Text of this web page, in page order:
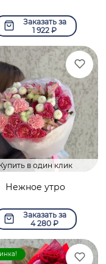
Заказать за
1 922 ₽
в один клик
Нежное утро
Заказать за
4 280 ₽